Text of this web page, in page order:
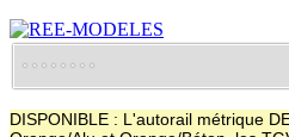
DISPONIBLE : L'autorail métrique